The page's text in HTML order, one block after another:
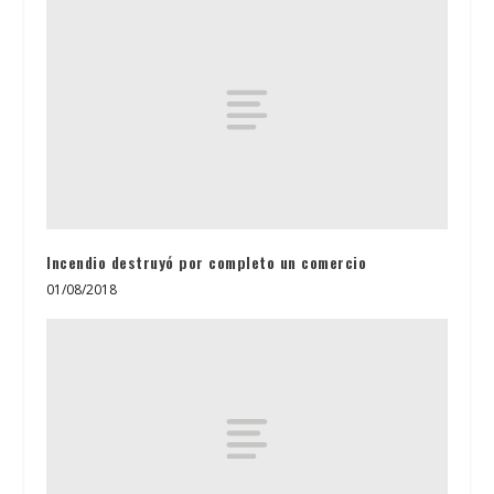
Incendio destruyó por completo un comercio
01/08/2018